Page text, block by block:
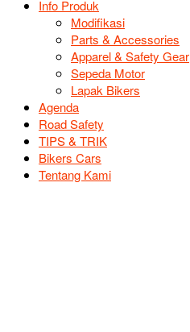
Info Produk
Modifikasi
Parts & Accessories
Apparel & Safety Gear
Sepeda Motor
Lapak Bikers
Agenda
Road Safety
TIPS & TRIK
Bikers Cars
Tentang Kami